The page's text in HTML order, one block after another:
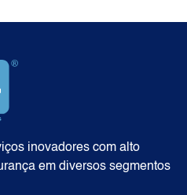
inovadores com alto
em diversos segmentos